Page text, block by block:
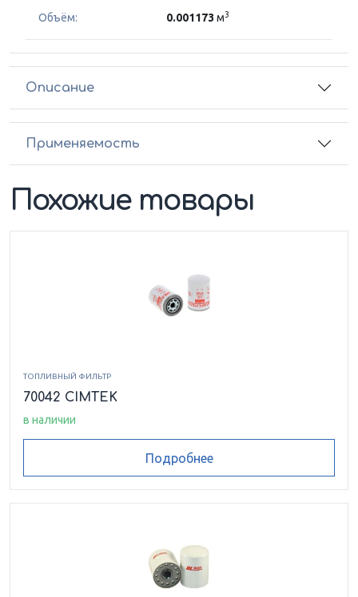
Объём: 0.001173 м3
Описание
Применяемость
Похожие товары
ТОПЛИВНЫЙ ФИЛЬТР
70042 CIMTEK
в наличии
Подробнее